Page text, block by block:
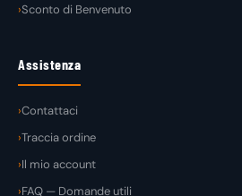
Sconto di Benvenuto
Assistenza
Contattaci
Traccia ordine
Il mio account
FAQ — Domande utili